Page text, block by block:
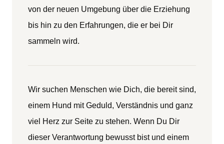
von der neuen Umgebung über die Erziehung
bis hin zu den Erfahrungen, die er bei Dir
sammeln wird.
Wir suchen Menschen wie Dich, die bereit sind,
einem Hund mit Geduld, Verständnis und ganz
viel Herz zur Seite zu stehen. Wenn Du Dir
dieser Verantwortung bewusst bist und einem